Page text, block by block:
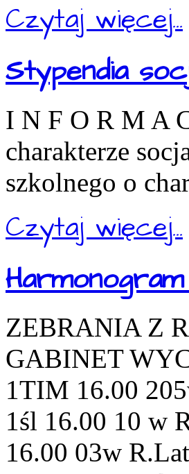
Czytaj więcej...
Stypendia
I N F O R M A
charakterze
szkolnego o
Czytaj więcej...
ZEBRANIA Z
GABINET
1TIM 16.00
1śl 16.00 10 w
16.00 03w